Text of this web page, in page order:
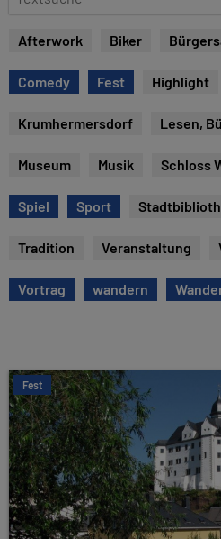
e
s
u
Afterwork Biker
Comedy Fest Highlight
Krumhermersdorf Lesen,
Museum Musik Schloss
Spiel Sport
Tradition Veranstaltung
Vortrag wandern
Fest